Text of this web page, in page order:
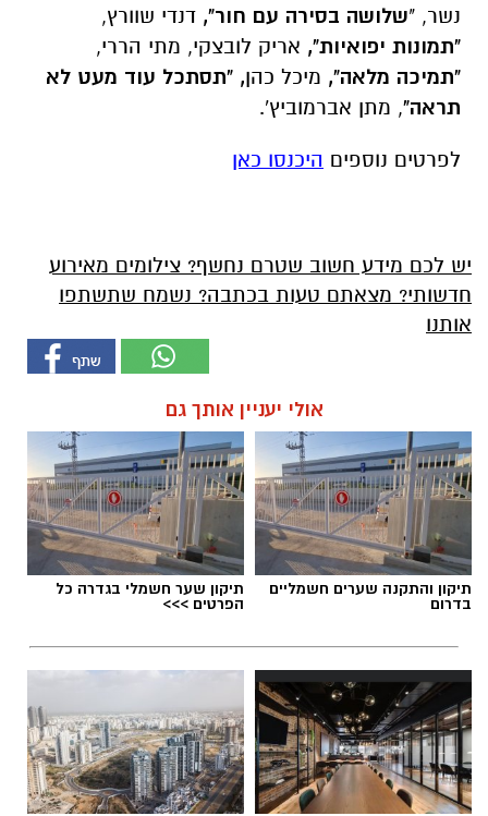
נשר, "שלושה בסירה עם חור", דנדי שוורץ,
"תמונות יפואיות", אריק לובצקי, מתי הררי,
"תמיכה מלאה", מיכל כהן, "תסתכל עוד מעט לא
תראה", מתן אברמוביץ'.
לפרטים נוספים היכנסו כאן
יש לכם מידע חשוב שטרם נחשף? צילומים מאירוע
חדשותי? מצאתם טעות בכתבה? נשמח שתשתפו
אותנו
אולי יעניין אותך גם
תיקון והתקנה שערים חשמליים
בדרום
תיקון שער חשמלי בגדרה כל
הפרטים >>>